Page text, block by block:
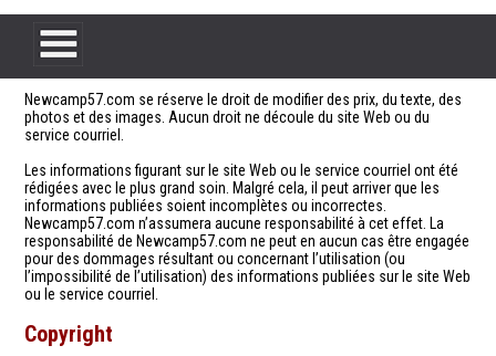
Avis de non-responsabilité
Newcamp57.com se réserve le droit de modifier des prix, du texte, des
photos et des images. Aucun droit ne découle du site Web ou du
service courriel.
Les informations figurant sur le site Web ou le service courriel ont été
rédigées avec le plus grand soin. Malgré cela, il peut arriver que les
informations publiées soient incomplètes ou incorrectes.
Newcamp57.com n’assumera aucune responsabilité à cet effet. La
responsabilité de Newcamp57.com ne peut en aucun cas être engagée
pour des dommages résultant ou concernant l’utilisation (ou
l’impossibilité de l’utilisation) des informations publiées sur le site Web
ou le service courriel.
Copyright